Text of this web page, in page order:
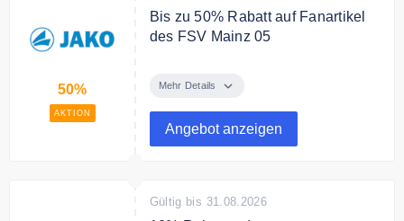
50%
AKTION
Bis zu 50% Rabatt auf Fanartikel
des FSV Mainz 05
Fanartikel des FSV Mainz 05
Mehr Details
Angebot anzeigen
Gültig bis 31.08.2026